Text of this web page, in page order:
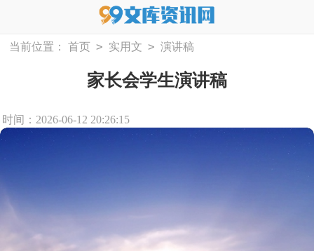
当前位置： 首页 > 实用文 > 演讲稿
家长会学生演讲稿
时间：2026-06-12 20:26:15